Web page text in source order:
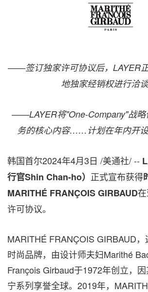
——签订独家许可协议后， LAYER
地独家经销权进行洽谈
——LAYER将"One-Company"战略
务的核心内容…… 计划在年内开
韩国首尔2024年4月3日 /美通社/ --
行官Shin Chan-ho） 正式宣布获得
MARITHÉ FRANÇOIS GIRBAUD
许可协议。
MARITHÉ FRANÇOIS GIRBAUD
时尚品牌，由设计师夫妇Marithé
François Girbaud于1972年创立，
宁系列享誉全球。2019年，